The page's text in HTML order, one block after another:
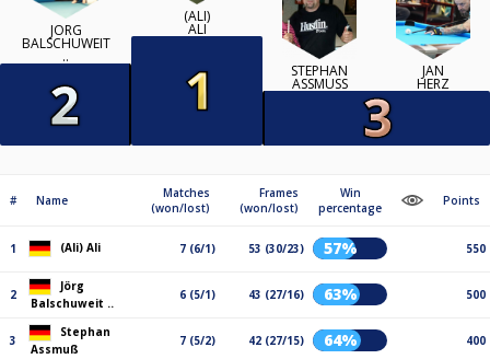
JÖRG
BALSCHUWEIT
..
(ALI)
ALI
STEPHAN
ASSMUSS
JAN
HERZ
# Name
Matches
(won/lost)
Frames
(won/lost)
Win
percentage
Points
1 (Ali) Ali 7 (6/1) 53 (30/23) 57% 550
2
Jörg
Balschuweit ..
6 (5/1) 43 (27/16) 63% 500
3
Stephan
Assmuß
7 (5/2) 42 (27/15) 64% 400